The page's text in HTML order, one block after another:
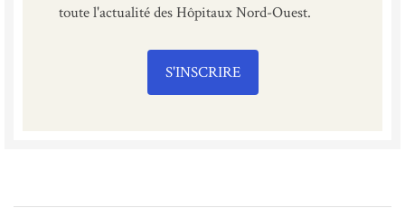
toute l'actualité des Hôpitaux Nord-Ouest.
S'INSCRIRE